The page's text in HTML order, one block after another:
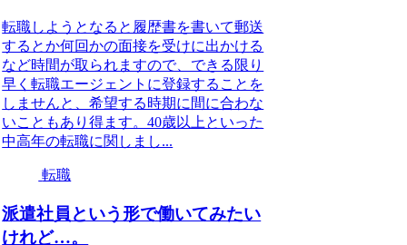
転職しようとなると履歴書を書いて郵送
するとか何回かの面接を受けに出かける
など時間が取られますので、できる限り
早く転職エージェントに登録することを
しませんと、希望する時期に間に合わな
いこともあり得ます。40歳以上といった
中高年の転職に関しまし...
転職
派遣社員という形で働いてみたい
けれど…。